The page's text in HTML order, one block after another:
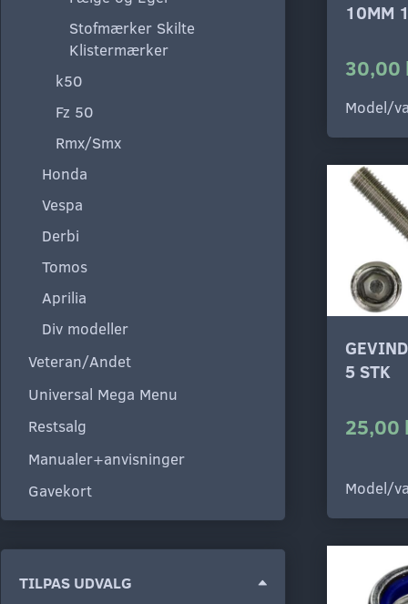
Stofmærker Skilte
Klistermærker
k50
Fz 50
Rmx/Smx
Honda
Vespa
Derbi
Tomos
Aprilia
Div modeller
Veteran/Andet
Universal Mega Menu
Restsalg
Manualer+anvisninger
Gavekort
TILPAS UDVALG
10MM
30,00
Model/
5 STK
25,00
Model/